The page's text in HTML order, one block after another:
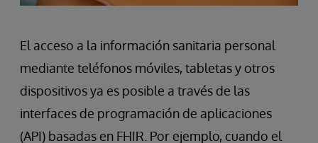
El acceso a la información sanitaria personal
mediante teléfonos móviles, tabletas y otros
dispositivos ya es posible a través de las
interfaces de programación de aplicaciones
(API) basadas en FHIR. Por ejemplo, cuando el